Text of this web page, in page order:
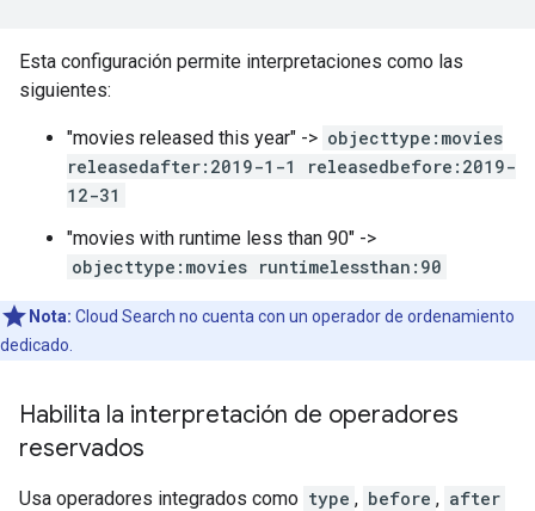
Esta configuración permite interpretaciones como las
siguientes:
"movies released this year" -> objecttype:movies
releasedafter:2019-1-1 releasedbefore:2019-
12-31
"movies with runtime less than 90" ->
objecttype:movies runtimelessthan:90
Nota: Cloud Search no cuenta con un operador de ordenamiento
dedicado.
Habilita la interpretación de operadores
reservados
Usa operadores integrados como type , before , after